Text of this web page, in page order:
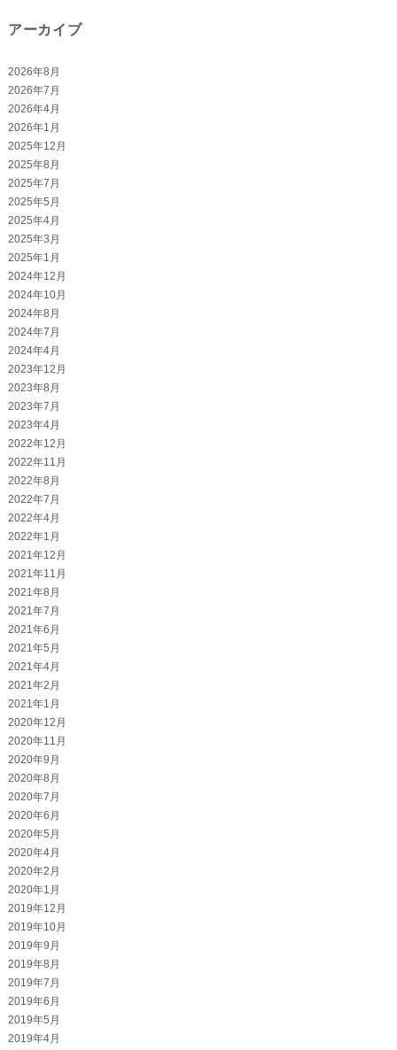
アーカイブ
2026年8月
2026年7月
2026年4月
2026年1月
2025年12月
2025年8月
2025年7月
2025年5月
2025年4月
2025年3月
2025年1月
2024年12月
2024年10月
2024年8月
2024年7月
2024年4月
2023年12月
2023年8月
2023年7月
2023年4月
2022年12月
2022年11月
2022年8月
2022年7月
2022年4月
2022年1月
2021年12月
2021年11月
2021年8月
2021年7月
2021年6月
2021年5月
2021年4月
2021年2月
2021年1月
2020年12月
2020年11月
2020年9月
2020年8月
2020年7月
2020年6月
2020年5月
2020年4月
2020年2月
2020年1月
2019年12月
2019年10月
2019年9月
2019年8月
2019年7月
2019年6月
2019年5月
2019年4月